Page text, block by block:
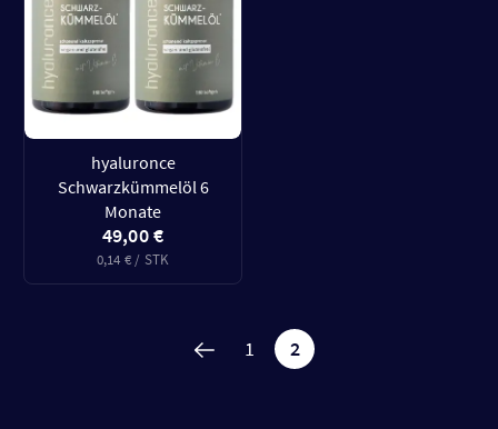
hyaluronce
Schwarzkümmelöl 6
Monate
49,00 €
0,14 € / STK
1 2